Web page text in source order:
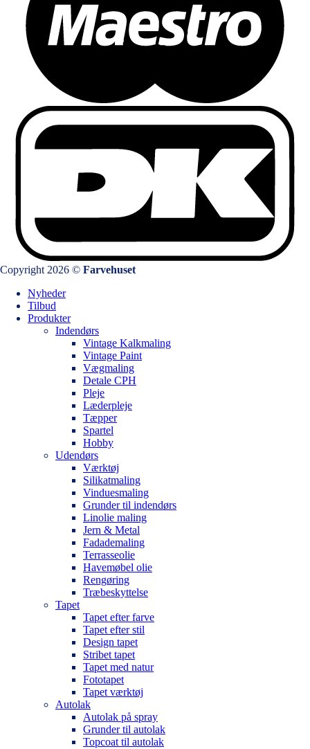
Copyright 2026 © Farvehuset
Nyheder
Tilbud
Produkter
Indendørs
Vintage Kalkmaling
Vintage Paint
Vægmaling
Detale CPH
Pleje
Læderpleje
Tæpper
Spartel
Hobby
Udendørs
Værktøj
Silikatmaling
Vinduesmaling
Grunder til indendørs
Linolie maling
Jern & Metal
Fadademaling
Terrasseolie
Havemøbel olie
Rengøring
Træbeskyttelse
Tapet
Tapet efter farve
Tapet efter stil
Design tapet
Stribet tapet
Tapet med natur
Fototapet
Tapet værktøj
Autolak
Autolak på spray
Grunder til autolak
Topcoat til autolak